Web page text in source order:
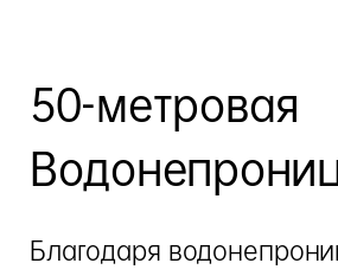
50-метровая
Благодаря